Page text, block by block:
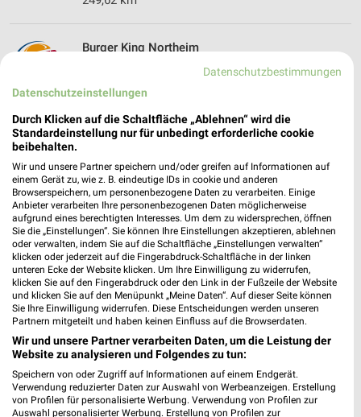
Burger King Northeim
Westerlange 1, Autohof an der A7/B3
250,12 km
Subway Lutterberg
Triftstrasse 11
34355 Lutterberg
Heute 09:00 - 23:00 Uhr | Geschlossen
288,35 km
McDonald's Einbeck
Hansestraße 3
37574 Einbeck
Heute 08:00 - 03:00 Uhr | Geschlossen
255,55 km
Datenschutzbestimmungen
Datenschutzeinstellungen
Durch Klicken auf die Schaltfläche „Ablehnen“ wird die
Standardeinstellung nur für unbedingt erforderliche cookie
beibehalten.
Wir und unsere Partner speichern und/oder greifen auf Informationen auf
einem Gerät zu, wie z. B. eindeutige IDs in cookie und anderen
Browserspeichern, um personenbezogene Daten zu verarbeiten. Einige
Anbieter verarbeiten Ihre personenbezogenen Daten möglicherweise
aufgrund eines berechtigten Interesses. Um dem zu widersprechen, öffnen
Sie die „Einstellungen“. Sie können Ihre Einstellungen akzeptieren, ablehnen
oder verwalten, indem Sie auf die Schaltfläche „Einstellungen verwalten“
klicken oder jederzeit auf die Fingerabdruck-Schaltfläche in der linken
unteren Ecke der Website klicken. Um Ihre Einwilligung zu widerrufen,
klicken Sie auf den Fingerabdruck oder den Link in der Fußzeile der Website
und klicken Sie auf den Menüpunkt „Meine Daten“. Auf dieser Seite können
Sie Ihre Einwilligung widerrufen. Diese Entscheidungen werden unseren
Partnern mitgeteilt und haben keinen Einfluss auf die Browserdaten.
Wir und unsere Partner verarbeiten Daten, um die Leistung der
Website zu analysieren und Folgendes zu tun:
Speichern von oder Zugriff auf Informationen auf einem Endgerät.
Verwendung reduzierter Daten zur Auswahl von Werbeanzeigen. Erstellung
von Profilen für personalisierte Werbung. Verwendung von Profilen zur
Auswahl personalisierter Werbung. Erstellung von Profilen zur